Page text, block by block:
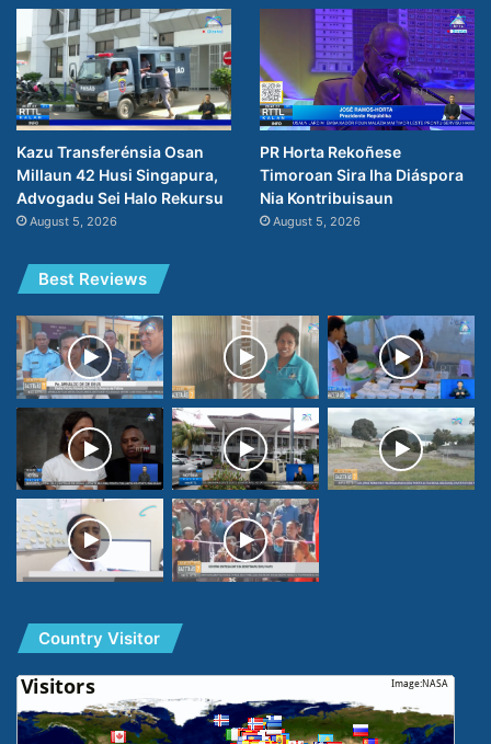
Kazu Transferénsia Osan
Millaun 42 Husi Singapura,
Advogadu Sei Halo Rekursu
August 5, 2026
PR Horta Rekoñese
Timoroan Sira Iha Diáspora
Nia Kontribuisaun
August 5, 2026
Best Reviews
Country Visitor